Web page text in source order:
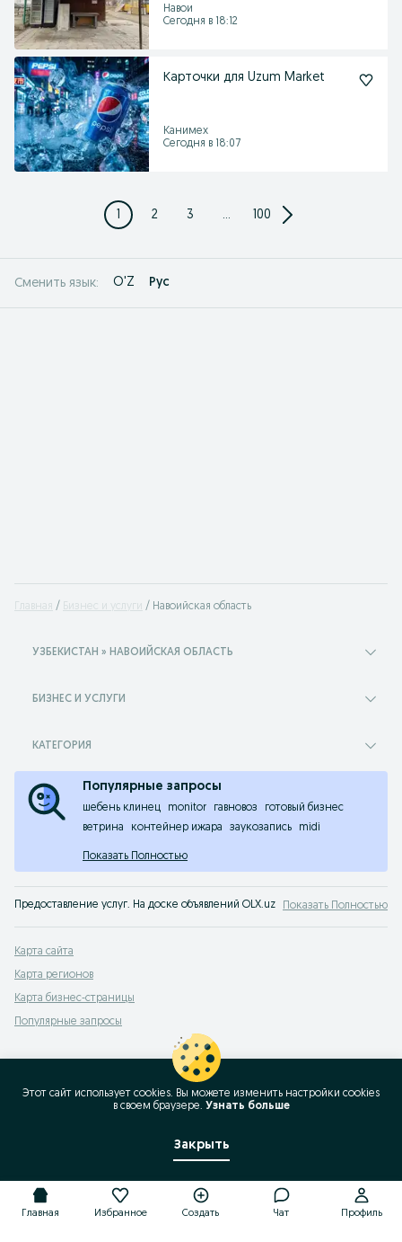
Навои
Сегодня в 18:12
Карточки для Uzum Market
Канимех
Сегодня в 18:07
1 2 3 ... 100
Сменить язык: O'Z Рус
Главная Бизнес и услуги Навоийская область
УЗБЕКИСТАН » НАВОИЙСКАЯ ОБЛАСТЬ
БИЗНЕС И УСЛУГИ
КАТЕГОРИЯ
Популярные запросы
шебень клинец monitor гавновоз
готовый бизнес
ветрина
контейнер ижара заукозапись midi
Показать Полностью
Предоставление услуг. На доске объявлений OLX.uz Навоийская область
Показать Полностью
Карта сайта
Карта регионов
Карта бизнес-страницы
Популярные запросы
Главная Избранное Создать Чат Профиль
Этот сайт использует cookies. Вы можете изменить настройки cookies
в своeм браузере. Узнать больше
Закрыть